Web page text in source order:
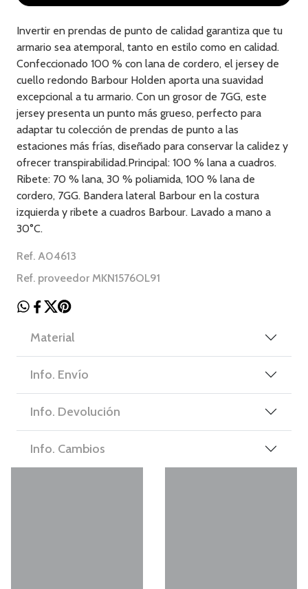
Invertir en prendas de punto de calidad garantiza que tu
armario sea atemporal, tanto en estilo como en calidad.
Confeccionado 100 % con lana de cordero, el jersey de
cuello redondo Barbour Holden aporta una suavidad
excepcional a tu armario. Con un grosor de 7GG, este
jersey presenta un punto más grueso, perfecto para
adaptar tu colección de prendas de punto a las
estaciones más frías, diseñado para conservar la calidez y
ofrecer transpirabilidad.Principal: 100 % lana a cuadros.
Ribete: 70 % lana, 30 % poliamida, 100 % lana de
cordero, 7GG. Bandera lateral Barbour en la costura
izquierda y ribete a cuadros Barbour. Lavado a mano a
30°C.
Ref. A04613
Ref. proveedor MKN1576OL91
Material
Info. Envío
Info. Devolución
Info. Cambios